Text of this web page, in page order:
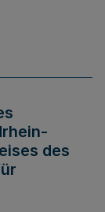
des